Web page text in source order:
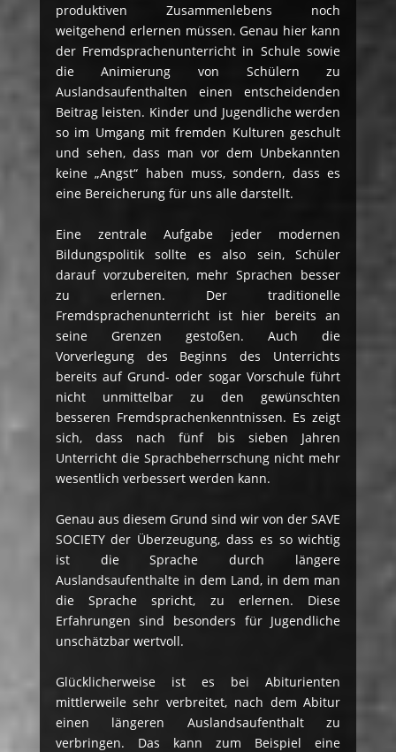
produktiven Zusammenlebens noch
weitgehend erlernen müssen. Genau hier kann
der Fremdsprachenunterricht in Schule sowie
die Animierung von Schülern zu
Auslandsaufenthalten einen entscheidenden
Beitrag leisten. Kinder und Jugendliche werden
so im Umgang mit fremden Kulturen geschult
und sehen, dass man vor dem Unbekannten
keine „Angst“ haben muss, sondern, dass es
eine Bereicherung für uns alle darstellt.
Eine zentrale Aufgabe jeder modernen
Bildungspolitik sollte es also sein, Schüler
darauf vorzubereiten, mehr Sprachen besser
zu erlernen. Der traditionelle
Fremdsprachenunterricht ist hier bereits an
seine Grenzen gestoßen. Auch die
Vorverlegung des Beginns des Unterrichts
bereits auf Grund- oder sogar Vorschule führt
nicht unmittelbar zu den gewünschten
besseren Fremdsprachenkenntnissen. Es zeigt
sich, dass nach fünf bis sieben Jahren
Unterricht die Sprachbeherrschung nicht mehr
wesentlich verbessert werden kann.
Genau aus diesem Grund sind wir von der SAVE
SOCIETY der Überzeugung, dass es so wichtig
ist die Sprache durch längere
Auslandsaufenthalte in dem Land, in dem man
die Sprache spricht, zu erlernen. Diese
Erfahrungen sind besonders für Jugendliche
unschätzbar wertvoll.
Glücklicherweise ist es bei Abiturienten
mittlerweile sehr verbreitet, nach dem Abitur
einen längeren Auslandsaufenthalt zu
verbringen. Das kann zum Beispiel eine